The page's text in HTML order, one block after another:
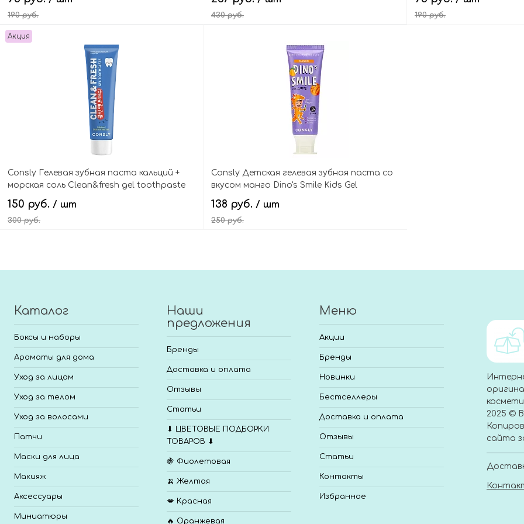
190 руб.
В корзину
430 руб.
В корзину
190 руб.
Акция
Consly Гелевая зубная паста кальций +
морская соль Clean&fresh gel toothpaste
calcium & natural sea salt
150 руб. / шт
300 руб.
Consly Детская гелевая зубная паста со
вкусом манго Dino's Smile Kids Gel
Toothpaste Mango
138 руб. / шт
250 руб.
Каталог
Боксы и наборы
Ароматы для дома
Уход за лицом
Уход за телом
Уход за волосами
Патчи
Маски для лица
Макияж
Аксессуары
Миниатюры
Наши
предложения
Бренды
Доставка и оплата
Отзывы
Статьи
⬇ ЦВЕТОВЫЕ ПОДБОРКИ
ТОВАРОВ ⬇
🍇 Фиолетовая
🍌 Желтая
💋 Красная
🔥 Оранжевая
Меню
Акции
Бренды
Новинки
Бестселлеры
Доставка и оплата
Отзывы
Статьи
Контакты
Избранное
2025 ©
сайта